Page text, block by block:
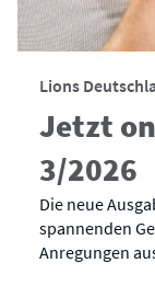
Lions
Jetzt
3/2026
Die neue
spannenden
Anregungen